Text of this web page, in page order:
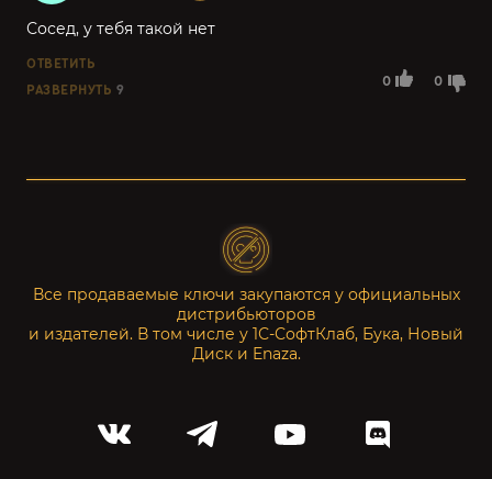
0 0
Сосед, у тебя такой нет
ОТВЕТИТЬ
РАЗВЕРНУТЬ 9
Все продаваемые ключи закупаются у официальных
дистрибьюторов
и издателей. В том числе у 1С-СофтКлаб, Бука, Новый
Диск и Enaza.